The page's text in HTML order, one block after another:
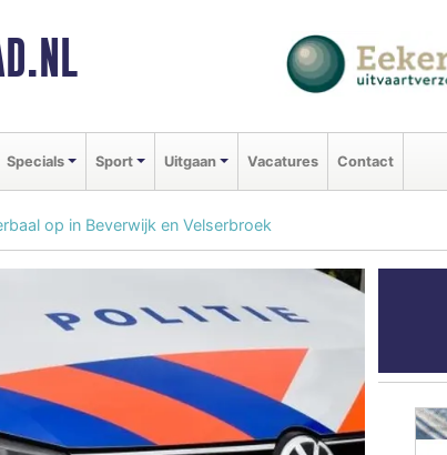
Specials Sport Uitgaan Vacatures Contact
op in Beverwijk en Velserbroek